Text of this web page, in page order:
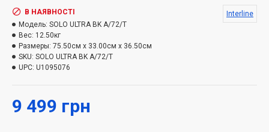
стильной панелью черного цвета и справится со
своей задачей даже в самом большом помещении!
Периметральное всасывание
позволяющая вытяжке достигать более высокой
интенсивности поглощения воздуха при сохранении
Дизайн, выполненный в черном закаленном стекле,
9 499 грн
В НАЯВНОСТІ
Модель: SOLO ULTRA BK A/72/T
Вес: 12.50кг
Размеры: 75.50см x 33.00см x 36.50см
SKU: SOLO ULTRA BK A/72/T
UPC: U1095076
Interline